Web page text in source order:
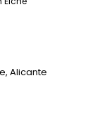
Alicante